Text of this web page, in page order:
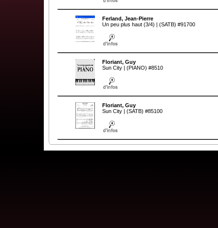
Ferland, Jean-Pierre
Un peu plus haut (3/4) | (SATB) #91700
Floriant, Guy
Sun City | (PIANO) #8510
Floriant, Guy
Sun City | (SATB) #85100